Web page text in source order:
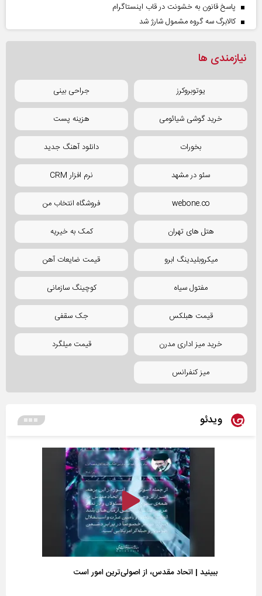
پاسخ قانون به خشونت در قاب اینستاگرام
کالابرگ سه گروه مشمول شارژ شد
نیازمندی ها
یوتوبروکرز جراحی بینی
خرید گوشی شیائومی هزینه پست
بخورات دانلود آهنگ جدید
سئو در مشهد نرم افزار CRM
webone.co فروشگاه انتخاب من
هتل های تهران کمک به خیریه
میکروبلیدینگ ابرو قیمت ضایعات آهن
مفتول سیاه کوچینگ سازمانی
قیمت هبلکس جک سقفی
خرید میز اداری مدرن قیمت میلگرد
میز کنفرانس
ویدئو
ببینید | اتحاد مقدس، از اصولی‌ترین امور است